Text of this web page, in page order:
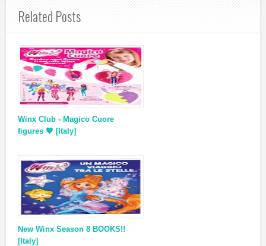
Related Posts
Winx Club - Magico Cuore
figures 💖 [Italy]
New Winx Season 8 BOOKS!!
[Italy]